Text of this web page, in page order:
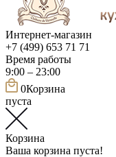
Интернет-магазин
+7 (499) 653 71 71
Время работы
9:00 – 23:00
0Корзина
пуста
Корзина
Ваша корзина пуста!